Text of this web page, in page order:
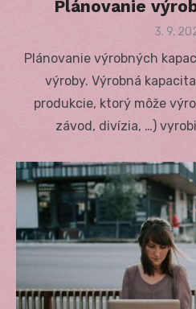
Plánovanie
Posted
3. 9.
Plánovanie výrobných
výroby. Výrobná
produkcie, ktorý môže
závod, divízia, …)